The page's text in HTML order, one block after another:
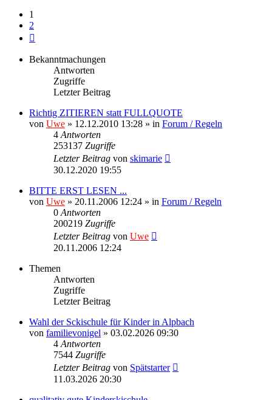
1
2
Bekanntmachungen
Antworten
Zugriffe
Letzter Beitrag
Richtig ZITIEREN statt FULLQUOTE
von Uwe » 12.12.2010 13:28 » in Forum / Regeln
4 Antworten
253137 Zugriffe
Letzter Beitrag von skimarie
30.12.2020 19:55
BITTE ERST LESEN ...
von Uwe » 20.11.2006 12:24 » in Forum / Regeln
0 Antworten
200219 Zugriffe
Letzter Beitrag von Uwe
20.11.2006 12:24
Themen
Antworten
Zugriffe
Letzter Beitrag
Wahl der Sckischule für Kinder in Alpbach
von familievonigel » 03.02.2026 09:30
4 Antworten
7544 Zugriffe
Letzter Beitrag von Spätstarter
11.03.2026 20:30